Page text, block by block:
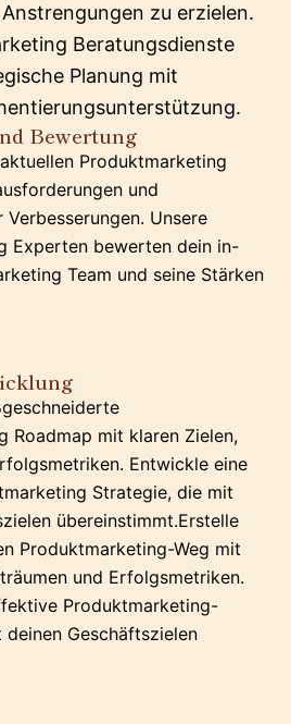
zu erzielen.
Beratungsdienste
Planung mit
Bewertung
Produktmarketing
und
Unsere
Experten bewerten dein in-
Team und seine Stärken
Roadmap mit klaren Zielen,
Entwickle eine
Strategie, die mit
übereinstimmt.Erstelle
Produktmarketing-Weg mit
und Erfolgsmetriken.
Produktmarketing-
Geschäftszielen